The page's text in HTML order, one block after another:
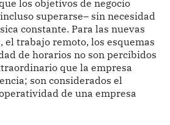
los objetivos de negocio
superarse– sin necesidad
constante. Para las nuevas
el trabajo remoto, los esquemas
de horarios no son percibidos
que la empresa
son considerados el
de una empresa